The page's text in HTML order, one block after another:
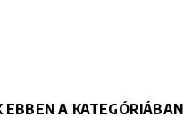
EBBEN A KATEGÓRIÁBAN